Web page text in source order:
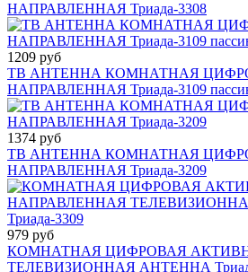
НАПРАВЛЕННАЯ Триада-3308
1209 руб
ТВ АНТЕННА КОМНАТНАЯ
НАПРАВЛЕННАЯ Триада-3109
1374 руб
ТВ АНТЕННА КОМНАТНАЯ
НАПРАВЛЕННАЯ Триада-3209
979 руб
КОМНАТНАЯ ЦИФРОВАЯ
ТЕЛЕВИЗИОННАЯ АНТЕННА